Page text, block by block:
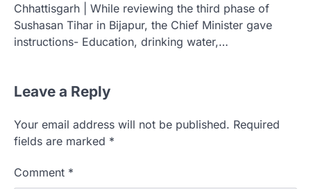
Chhattisgarh | While reviewing the third phase of
Sushasan Tihar in Bijapur, the Chief Minister gave
instructions- Education, drinking water,…
Leave a Reply
Your email address will not be published. Required
fields are marked *
Comment *